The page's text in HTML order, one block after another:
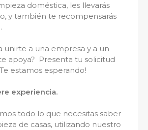
doméstica, les llevarás
y también te recompensarás
unirte a una empresa y a un
apoya? Presenta tu solicitud
estamos esperando!
experiencia.
todo lo que necesitas saber
de casas, utilizando nuestro